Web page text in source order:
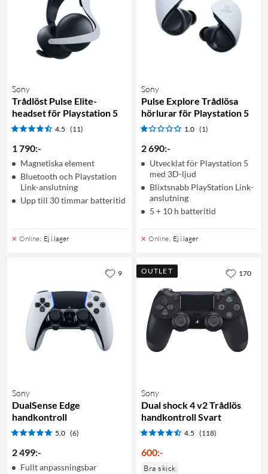
Sony
Trådlöst Pulse Elite-
headset för Playstation 5
4.5 (11)
1 790:-
Magnetiska element
Bluetooth och Playstation
Link-anslutning
Upp till 30 timmar batteritid
Online: Ej i lager
Sony
Pulse Explore Trådlösa
hörlurar för Playstation 5
1.0 (1)
2 690:-
Utvecklat för Playstation 5
med 3D-ljud
Blixtsnabb PlayStation Link-
anslutning
5 + 10 h batteritid
Online: Ej i lager
Sony
DualSense Edge
handkontroll
5.0 (6)
2 499:-
Fullt anpassningsbar
9 OUTLET
Sony
Dual shock 4 v2 Trådlös
handkontroll Svart
4.5 (118)
600:-
Bra skick
170